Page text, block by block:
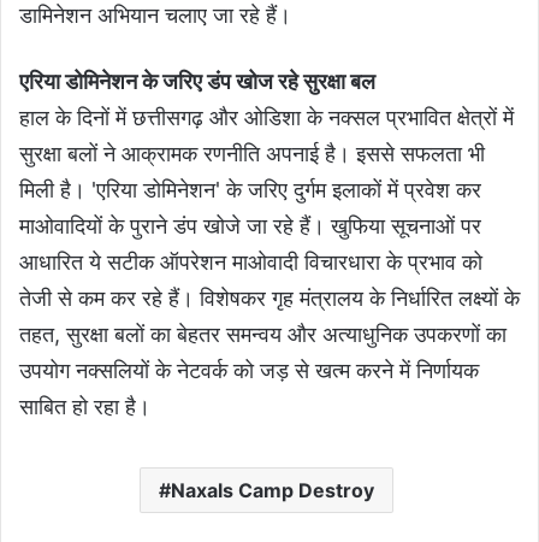
डामिनेशन अभियान चलाए जा रहे हैं।
एरिया डोमिनेशन के जरिए डंप खोज रहे सुरक्षा बल
हाल के दिनों में छत्तीसगढ़ और ओडिशा के नक्सल प्रभावित क्षेत्रों में
सुरक्षा बलों ने आक्रामक रणनीति अपनाई है। इससे सफलता भी
मिली है। 'एरिया डोमिनेशन' के जरिए दुर्गम इलाकों में प्रवेश कर
माओवादियों के पुराने डंप खोजे जा रहे हैं। खुफिया सूचनाओं पर
आधारित ये सटीक ऑपरेशन माओवादी विचारधारा के प्रभाव को
तेजी से कम कर रहे हैं। विशेषकर गृह मंत्रालय के निर्धारित लक्ष्यों के
तहत, सुरक्षा बलों का बेहतर समन्वय और अत्याधुनिक उपकरणों का
उपयोग नक्सलियों के नेटवर्क को जड़ से खत्म करने में निर्णायक
साबित हो रहा है।
Naxals Camp Destroy